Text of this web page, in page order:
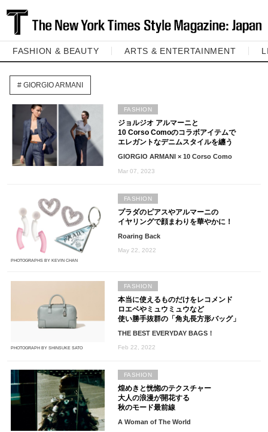
FASHION & BEAUTY ARTS & ENTERTAINMENT
GIORGIO ARMANI
ジョルジオ アルマーニと
10 Corso Comoのコラボアイテムで
エレガントなデニムスタイルを纏う
GIORGIO ARMANI × 10 Corso Como
Mar 07, 2023
FASHION
PHOTOGRAPHS BY KEVIN CHAN
プラダのピアスやアルマーニの
イヤリングで顔まわりを華やかに！
Roaring Back
May 22, 2022
FASHION
PHOTOGRAPH BY SHINSUKE SATO
本当に使えるものだけをレコメンド
ロエベやミュウミュウなど
使い勝手抜群の「角丸長方形バッグ」
THE BEST EVERYDAY BAGS！
Feb 22, 2022
FASHION
煌めきと恍惚のテクスチャー
大人の浪漫が開花する
秋のモード最前線
A Woman of The World
FASHION